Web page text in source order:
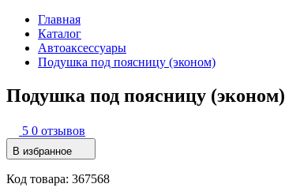
Главная
Каталог
Автоаксессуары
Подушка под поясницу (эконом)
Подушка под поясницу (эконом)
5 0 отзывов
В избранное
Код товара: 367568